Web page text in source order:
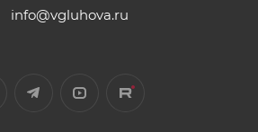
info@vgluhova.ru